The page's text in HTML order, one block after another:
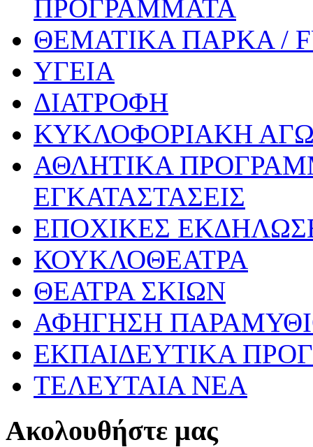
ΠΡΟΓΡΑΜΜΑΤΑ
ΘΕΜΑΤΙΚΑ ΠΑΡΚΑ /
ΥΓΕΙΑ
ΔΙΑΤΡΟΦΗ
ΚΥΚΛΟΦΟΡΙΑΚΗ
ΑΘΛΗΤΙΚΑ
ΕΓΚΑΤΑΣΤΑΣΕΙΣ
ΕΠΟΧΙΚΕΣ
ΚΟΥΚΛΟΘΕΑΤΡΑ
ΘΕΑΤΡΑ ΣΚΙΩΝ
ΑΦΗΓΗΣΗ
ΕΚΠΑΙΔΕΥΤΙΚΑ
ΤΕΛΕΥΤΑΙΑ ΝΕΑ
Ακολουθήστε μας